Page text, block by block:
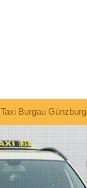
Taxi Burgau Günzburg